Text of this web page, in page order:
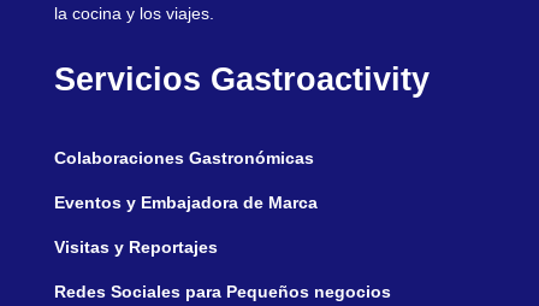
la cocina y los viajes.
Servicios Gastroactivity
Colaboraciones Gastronómicas
Eventos y Embajadora de Marca
Visitas y Reportajes
Redes Sociales para Pequeños negocios